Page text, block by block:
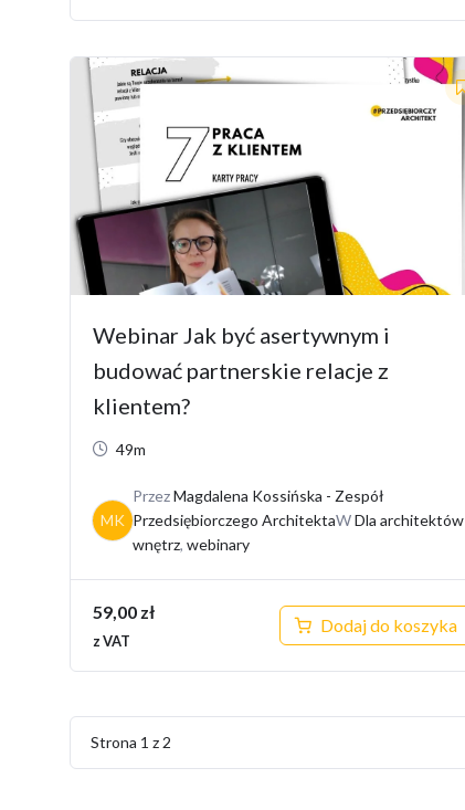
Webinar Jak być asertywnym i
budować partnerskie relacje z
klientem?
49m
MK
PrzezMagdalena Kossińska - Zespół
Przedsiębiorczego ArchitektaWDla architektów
wnętrz, webinary
59,00 zł
z VAT
Dodaj do koszyka
Strona 1 z 2